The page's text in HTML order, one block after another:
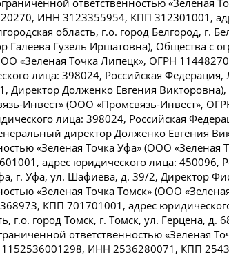
ответственностью «Зеленая
ИНН 3123355954, КПП 312301001,
область, г.о. город Белгород, г.
Гузель Иршатовна), Общества с
«Зеленая Точка Липецк», ОГРН
лица: 398024, Российская Федерация,
Директор Долженко Евгения
Инвест» (ООО «Промсвязь-Инвест»,
лица: 398024, Российская
директор Долженко Евгения
«Зеленая Точка Уфа» (ООО
адрес юридического лица: 450096,
г. Уфа, ул. Шафиева, д. 39/2, Директор
«Зеленая Точка Томск» (ООО
КПП 701701001, адрес
г.о. город Томск, г. Томск, ул. Герцена, д.
ответственностью «Зеленая
ИНН 2536280071, КПП